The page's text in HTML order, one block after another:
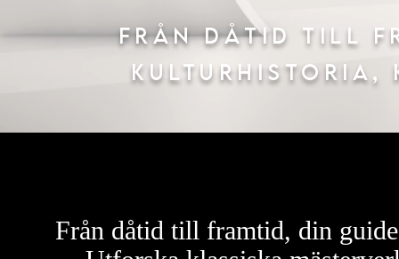
Från dåtid till
kulturhistoria,
Från dåtid till framtid, din